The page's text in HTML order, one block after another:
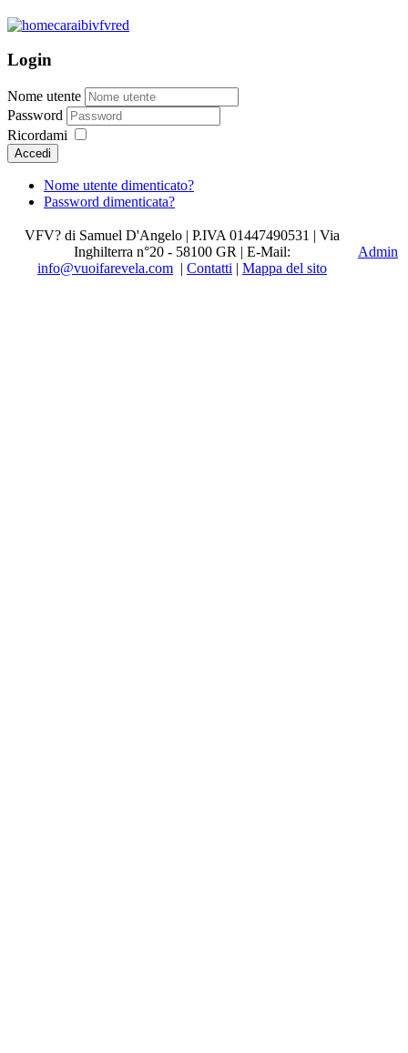
Login
Nome utente
Password
Ricordami
Accedi
Nome utente dimenticato?
Password dimenticata?
VFV? di Samuel D'Angelo | P.IVA 01447490531 | Via
Inghilterra n°20 - 58100 GR | E-Mail:
info@vuoifarevela.com | Contatti | Mappa del sito
Admin